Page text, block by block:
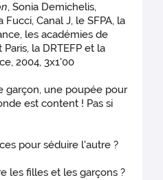
, Sonia Demichelis,
Canal J, le SFPA, la
les académies de
la DRTEFP et la
2004, 3x1'00
garçon, une poupée pour
est content ! Pas si
pour séduire l'autre ?
les filles et les garçons ?